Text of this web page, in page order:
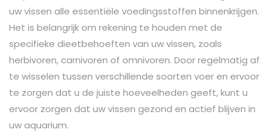
uw vissen alle essentiële voedingsstoffen binnenkrijgen.
Het is belangrijk om rekening te houden met de
specifieke dieetbehoeften van uw vissen, zoals
herbivoren, carnivoren of omnivoren. Door regelmatig af
te wisselen tussen verschillende soorten voer en ervoor
te zorgen dat u de juiste hoeveelheden geeft, kunt u
ervoor zorgen dat uw vissen gezond en actief blijven in
uw aquarium.